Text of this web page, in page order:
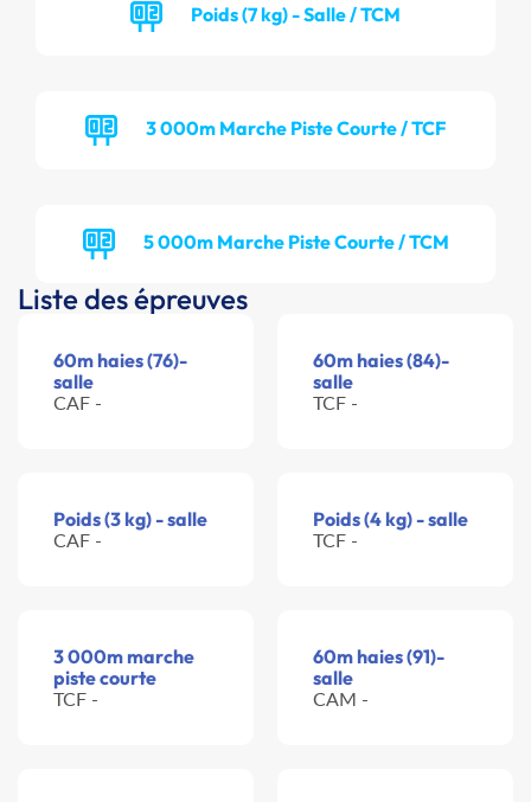
Poids (7 kg) - Salle / TCM
3 000m Marche Piste Courte / TCF
5 000m Marche Piste Courte / TCM
Liste des épreuves
60m haies (76)-
salle
CAF -
60m haies (84)-
salle
TCF -
Poids (3 kg) - salle
CAF -
Poids (4 kg) - salle
TCF -
3 000m marche
piste courte
TCF -
60m haies (91)-
salle
CAM -